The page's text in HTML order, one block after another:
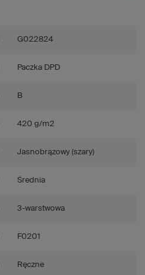
G022824
Paczka DPD
B
420 g/m2
Jasnobrązowy (szary)
Średnia
3-warstwowa
F0201
Ręczne